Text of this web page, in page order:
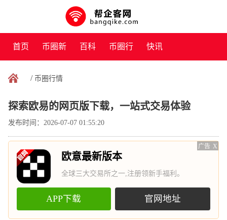
首页 币圈新
闻
百科 币圈行 快讯
/ 币圈行情
探索欧易的网页版下载，一站式交易体验
发布时间：2026-07-07 01:55:20
广告 X
欧意最新版本
全球三大交易所之一,注册领新手福利。
APP下载 官网地址